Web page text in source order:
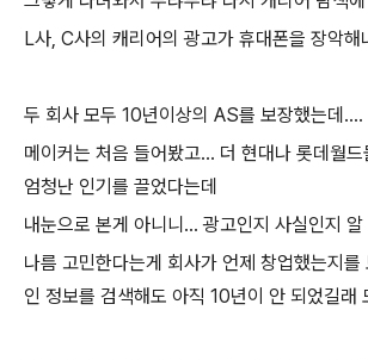
L사, C사의 캐리어의 광고가 휴대폰을 장악해
두 회사 모두 10년이상의 AS를 보장했는데....
메이커는 처음 들어봤고... 더 현대나 롯데월
엄청난 인기를 끌었다는데
내눈으로 본게 아니니... 광고인지 사실인지
나름 고민한다는게 회사가 언제 창업했는지를
인 정보를 검색해도 아직 10년이 안 되었길래